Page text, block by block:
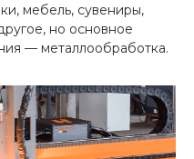
мебель, сувениры,
но основное
— металлообработка.